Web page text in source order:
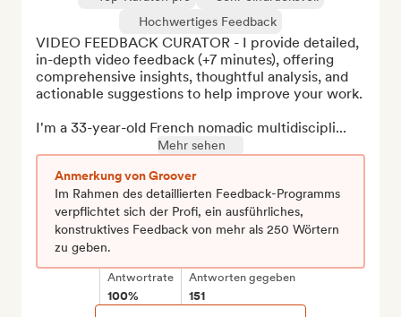
Hochwertiges Feedback
VIDEO FEEDBACK CURATOR - I provide detailed,
in-depth video feedback (+7 minutes), offering
comprehensive insights, thoughtful analysis, and
actionable suggestions to help improve your work.
I'm a 33-year-old French nomadic multidiscipli...
Mehr sehen
Anmerkung von Groover
Im Rahmen des detaillierten Feedback-Programms
verpflichtet sich der Profi, ein ausführliches,
konstruktives Feedback von mehr als 250 Wörtern
zu geben.
Antwortrate
100%
Antworten gegeben
151